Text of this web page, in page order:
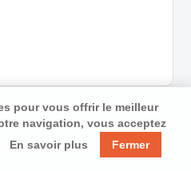
pour vous offrir le meilleur
navigation, vous acceptez
En savoir plus Fermer